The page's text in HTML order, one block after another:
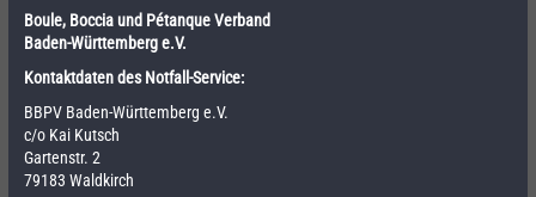
Boule, Boccia und Pétanque Verband
Baden-Württemberg e.V.
Kontaktdaten des Notfall-Service:
BBPV Baden-Württemberg e.V.
c/o Kai Kutsch
Gartenstr. 2
79183 Waldkirch